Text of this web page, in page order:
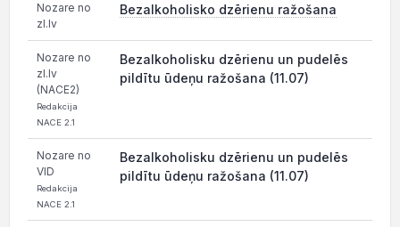
Nozare no
zl.lv
Bezalkoholisko dzērienu ražošana
Nozare no
zl.lv
(NACE2)
Redakcija
NACE 2.1
Bezalkoholisku dzērienu un pudelēs
pildītu ūdeņu ražošana (11.07)
Nozare no
VID
Redakcija
NACE 2.1
Bezalkoholisku dzērienu un pudelēs
pildītu ūdeņu ražošana (11.07)